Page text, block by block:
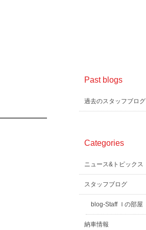
Past blogs
過去のスタッフブログ
Categories
ニュース&トピックス
スタッフブログ
blog-Staff Ｉの部屋
納車情報